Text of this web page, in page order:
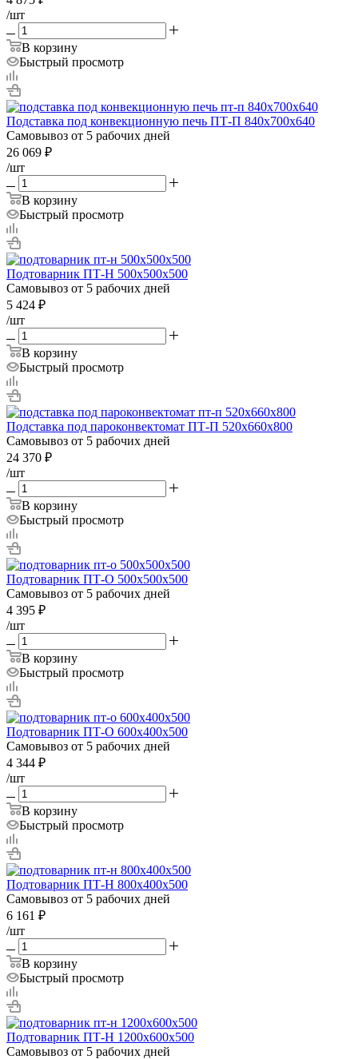
/шт
В корзину
Быстрый просмотр
Подставка под конвекционную печь ПТ-П 840х700х640
Самовывоз от 5 рабочих дней
26 069 ₽
/шт
В корзину
Быстрый просмотр
Подтоварник ПТ-Н 500х500х500
Самовывоз от 5 рабочих дней
5 424 ₽
/шт
В корзину
Быстрый просмотр
Подставка под пароконвектомат ПТ-П 520х660х800
Самовывоз от 5 рабочих дней
24 370 ₽
/шт
В корзину
Быстрый просмотр
Подтоварник ПТ-О 500х500х500
Самовывоз от 5 рабочих дней
4 395 ₽
/шт
В корзину
Быстрый просмотр
Подтоварник ПТ-О 600х400х500
Самовывоз от 5 рабочих дней
4 344 ₽
/шт
В корзину
Быстрый просмотр
Подтоварник ПТ-Н 800х400х500
Самовывоз от 5 рабочих дней
6 161 ₽
/шт
В корзину
Быстрый просмотр
Подтоварник ПТ-Н 1200х600х500
Самовывоз от 5 рабочих дней